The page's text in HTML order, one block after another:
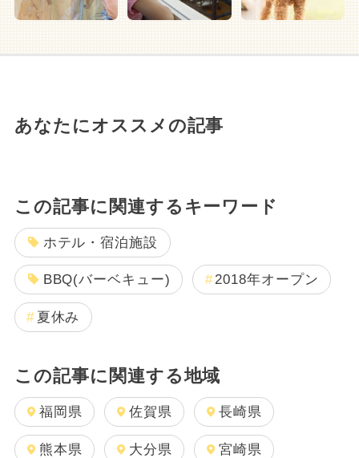
あなたにオススメの記事
この記事に関連するキーワード
ホテル・宿泊施設
BBQ(バーベキュー) 2018年オープン
夏休み
この記事に関連する地域
福岡県 佐賀県 長崎県
熊本県 大分県 宮崎県